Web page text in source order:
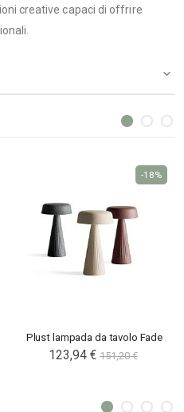
creative capaci di offrire
Plust lampada da tavolo Fade
123,94 € 151,20 €
-18%